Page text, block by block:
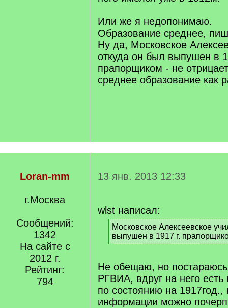
Или же я недопонимаю.
Образование среднее,
Ну да, Московское
откуда он был выпушен в
прапорщиком - не
среднее образование как
Loran-mm
г.Москва
Сообщений:
1342
На сайте с
2012 г.
Рейтинг:
794
13 янв. 2013 12:33
wlst написал:
[
q
]
Московское Алексеевское
выпушен в 1917 г.
[
q
Не обещаю, но постараюсь
РГВИА, вдруг на него есть
по состоянию на 1917год.,
информации можно